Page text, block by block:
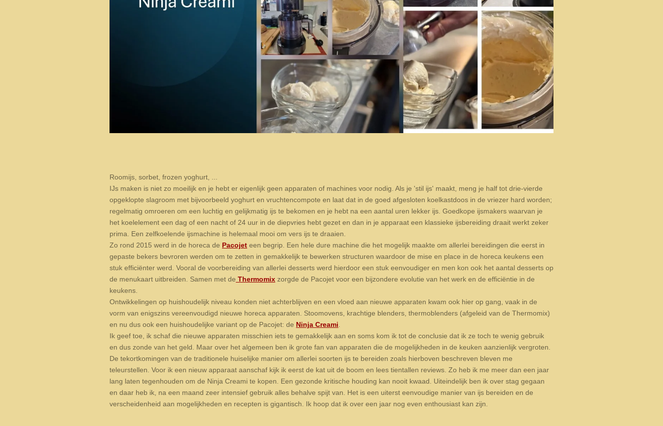
Roomijs, sorbet, frozen yoghurt, ...
IJs maken is niet zo moeilijk en je hebt er eigenlijk geen apparaten of machines voor nodig. Als je 'stil ijs' maakt, meng je half tot drie-vierde
opgeklopte slagroom met bijvoorbeeld yoghurt en vruchtencompote en laat dat in de goed afgesloten koelkastdoos in de vriezer hard worden;
regelmatig omroeren om een luchtig en gelijkmatig ijs te bekomen en je hebt na een aantal uren lekker ijs. Goedkope ijsmakers waarvan je
het koelelement een dag of een nacht of 24 uur in de diepvries hebt gezet en dan in je apparaat een klassieke ijsbereiding draait werkt zeker
prima. Een zelfkoelende ijsmachine is helemaal mooi om vers ijs te draaien.
Zo rond 2015 werd in de horeca de Pacojet een begrip. Een hele dure machine die het mogelijk maakte om allerlei bereidingen die eerst in
gepaste bekers bevroren werden om te zetten in gemakkelijk te bewerken structuren waardoor de mise en place in de horeca keukens een
stuk efficiënter werd. Vooral de voorbereiding van allerlei desserts werd hierdoor een stuk eenvoudiger en men kon ook het aantal desserts op
de menukaart uitbreiden. Samen met de Thermomix zorgde de Pacojet voor een bijzondere evolutie van het werk en de efficiëntie in de
keukens.
Ontwikkelingen op huishoudelijk niveau konden niet achterblijven en een vloed aan nieuwe apparaten kwam ook hier op gang, vaak in de
vorm van enigszins vereenvoudigd nieuwe horeca apparaten. Stoomovens, krachtige blenders, thermoblenders (afgeleid van de Thermomix)
en nu dus ook een huishoudelijke variant op de Pacojet: de Ninja Creami
Ik geef toe, ik schaf die nieuwe apparaten misschien iets te gemakkelijk aan en soms kom ik tot de conclusie dat ik ze toch te wenig gebruik
en dus zonde van het geld. Maar over het algemeen ben ik grote fan van apparaten die de mogelijkheden in de keuken aanzienlijk vergroten.
De tekortkomingen van de traditionele huiselijke manier om allerlei soorten ijs te bereiden zoals hierboven beschreven bleven me
teleurstellen. Voor ik een nieuw apparaat aanschaf kijk ik eerst de kat uit de boom en lees tientallen reviews. Zo heb ik me meer dan een jaar
lang laten tegenhouden om de Ninja Creami te kopen. Een gezonde kritische houding kan nooit kwaad. Uiteindelijk ben ik over stag gegaan
en daar heb ik, na een maand zeer intensief gebruik alles behalve spijt van. Het is een uiterst eenvoudige manier van ijs bereiden en de
verscheidenheid aan mogelijkheden en recepten is gigantisch. Ik hoop dat ik over een jaar nog even enthousiast kan zijn.